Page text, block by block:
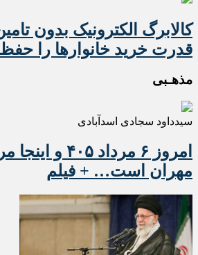
کالابرگ الکترونیک بدون
قدرت خرید خانوارها را
مذهـبی
سیدداود سجادی اسدآبادی
امروز ۶ مرداد
مهران است… + فیلم